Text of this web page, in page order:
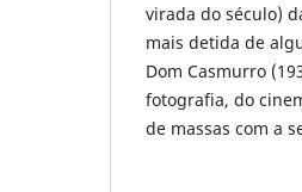
virada do século)
mais detida de
Dom Casmurro
fotografia, do
de massas com a